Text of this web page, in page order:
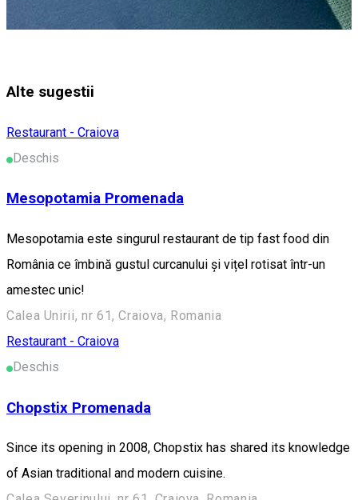
Alte sugestii
Restaurant - Craiova
Deschis
Mesopotamia Promenada
Mesopotamia este singurul restaurant de tip fast food din
România ce îmbină gustul curcanului și vițel rotisat într-un
amestec unic!
Calea Unirii, nr 61, Craiova, Romania
Restaurant - Craiova
Deschis
Chopstix Promenada
Since its opening in 2008, Chopstix has shared its knowledge
of Asian traditional and modern cuisine.